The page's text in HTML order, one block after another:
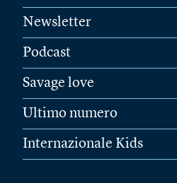
Newsletter
Podcast
Savage love
Ultimo numero
Internazionale Kids